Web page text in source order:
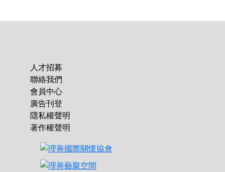
人才招募
聯絡我們
會員中心
廣告刊登
隱私權聲明
著作權聲明